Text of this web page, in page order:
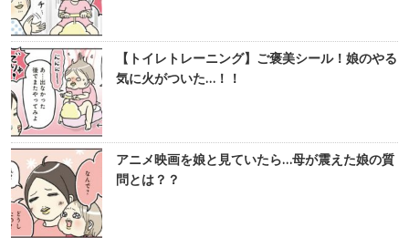
【トイレトレーニング】ご褒美シール！娘のやる
気に火がついた…！！
アニメ映画を娘と見ていたら…母が震えた娘の質
問とは？？